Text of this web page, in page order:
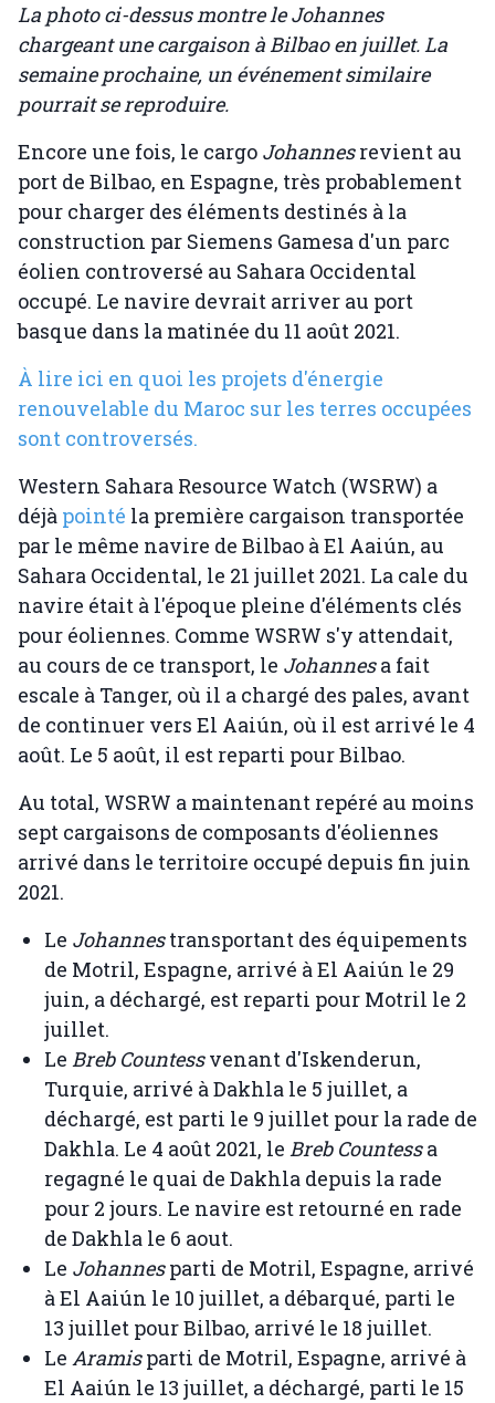
La photo ci-dessus montre le Johannes
chargeant une cargaison à Bilbao en juillet. La
semaine prochaine, un événement similaire
pourrait se reproduire.
Encore une fois, le cargo Johannesrevient au
port de Bilbao, en Espagne, très probablement
pour charger des éléments destinés à la
construction par Siemens Gamesa d'un parc
éolien controversé au Sahara Occidental
occupé. Le navire devrait arriver au port
basque dans la matinée du 11 août 2021.
À lire ici en quoi les projets d'énergie
renouvelable du Maroc sur les terres occupées
sont controversés.
Western Sahara Resource Watch (WSRW) a
déjà pointé la première cargaison transportée
par le même navire de Bilbao à El Aaiún, au
Sahara Occidental, le 21 juillet 2021. La cale du
navire était à l'époque pleine d'éléments clés
pour éoliennes. Comme WSRW s'y attendait,
au cours de ce transport, le Johannesa fait
escale à Tanger, où il a chargé des pales, avant
de continuer vers El Aaiún, où il est arrivé le 4
août. Le 5 août, il est reparti pour Bilbao.
Au total, WSRW a maintenant repéré au moins
sept cargaisons de composants d'éoliennes
arrivé dans le territoire occupé depuis fin juin
2021.
Le Johannestransportant des équipements
de Motril, Espagne, arrivé à El Aaiún le 29
juin, a déchargé, est reparti pour Motril le 2
juillet.
Le Breb Countessvenant d'Iskenderun,
Turquie, arrivé à Dakhla le 5 juillet, a
déchargé, est parti le 9 juillet pour la rade de
Dakhla. Le 4 août 2021, le Breb Countessa
regagné le quai de Dakhla depuis la rade
pour 2 jours. Le navire est retourné en rade
de Dakhla le 6 aout.
Le Johannesparti de Motril, Espagne, arrivé
à El Aaiún le 10 juillet, a débarqué, parti le
13 juillet pour Bilbao, arrivé le 18 juillet.
Le Aramisparti de Motril, Espagne, arrivé à
El Aaiún le 13 juillet, a déchargé, parti le 15